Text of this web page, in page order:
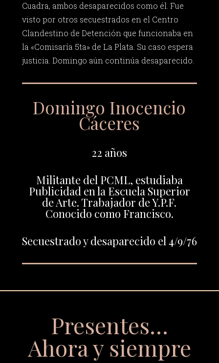
Cuadra, ambos desaparecidos como él. Fue
visto por otros secuestrados en el Centro
Clandestino de Detención que funcionaba en
la «Comisaría 5ta» de La Plata. Su caso espera
justicia. Domingo aún continúa desaparecido.
Domingo Inocencio
Cáceres
22 años
Militante del PCML, estudiaba
Publicidad en la Escuela Superior
de Arte. Trabajador de Y.P.F.
Conocido como Francisco.
Secuestrado y desaparecido el 4/9/76
Presentes…
Ahora y siempre